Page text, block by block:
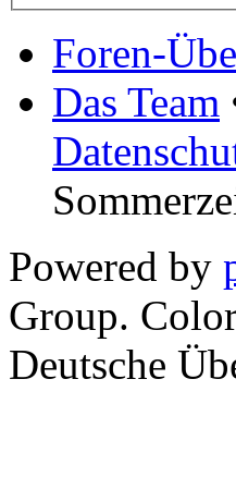
Foren-
Das Team
Powered by
Group.
Deutsche